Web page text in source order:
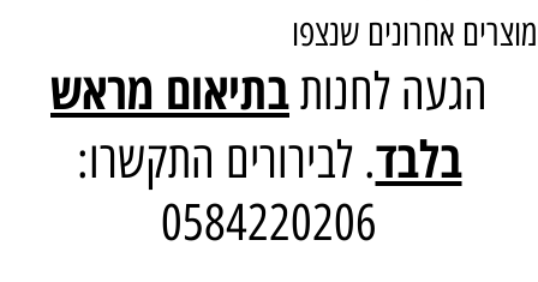
מוצרים אחרונים שנצפו
הגעה לחנותבתיאום מראש
בלבד. לבירורים התקשרו:
0584220206